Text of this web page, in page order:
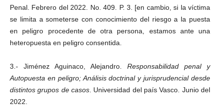
Penal. Febrero del 2022. No. 409. P. 3. [en cambio, si la víctima
se limita a someterse con conocimiento del riesgo a la puesta
en peligro procedente de otra persona, estamos ante una
heteropuesta en peligro consentida.
3.- Jiménez Aguinaco, Alejandro. Responsabilidad penal y
Autopuesta en peligro; Análisis doctrinal y jurisprudencial desde
distintos grupos de casos . Universidad del país Vasco. Junio del
2022.